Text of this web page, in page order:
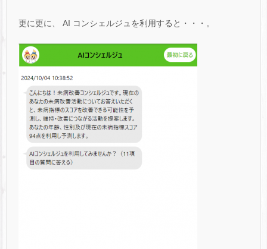
更に更に、 AI コンシェルジュを利用すると・・・。